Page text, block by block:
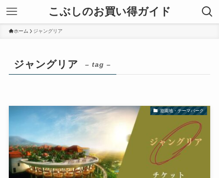
こぶしのお買い得ガイド
ホーム ジャングリア
ジャングリア – tag –
遊園地・テーマパーク